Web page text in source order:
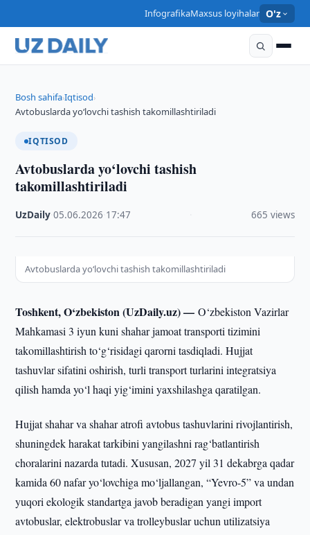
InfografikaMaxsus loyihalar O'z
Bosh sahifa›Iqtisod›
Avtobuslarda yo‘lovchi tashish takomillashtiriladi
IQTISOD
Avtobuslarda yo‘lovchi tashish
takomillashtiriladi
UzDaily ·05.06.2026 17:47 665 views
Avtobuslarda yo‘lovchi tashish takomillashtiriladi
Toshkent, O‘zbekiston (UzDaily.uz) —O‘zbekiston Vazirlar
Mahkamasi 3 iyun kuni shahar jamoat transporti tizimini
takomillashtirish to‘g‘risidagi qarorni tasdiqladi. Hujjat
tashuvlar sifatini oshirish, turli transport turlarini integratsiya
qilish hamda yo‘l haqi yig‘imini yaxshilashga qaratilgan.
Hujjat shahar va shahar atrofi avtobus tashuvlarini rivojlantirish,
shuningdek harakat tarkibini yangilashni rag‘batlantirish
choralarini nazarda tutadi. Xususan, 2027 yil 31 dekabrga qadar
kamida 60 nafar yo‘lovchiga mo‘ljallangan, “Yevro-5” va undan
yuqori ekologik standartga javob beradigan yangi import
avtobuslar, elektrobuslar va trolleybuslar uchun utilizatsiya